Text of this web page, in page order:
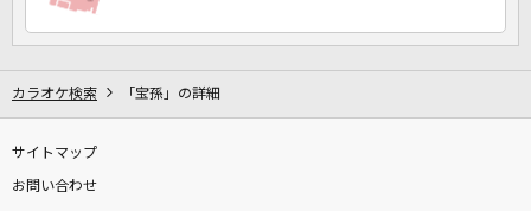
カラオケ検索 「宝孫」の詳細
サイトマップ
お問い合わせ